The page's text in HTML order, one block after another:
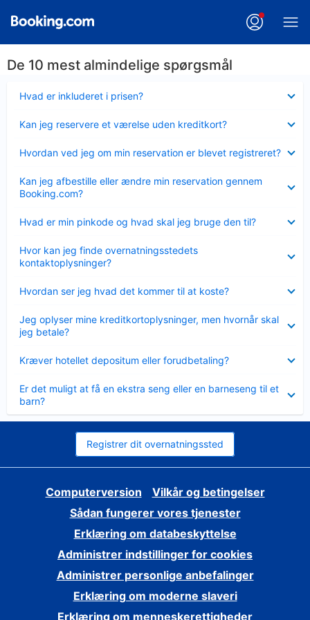
De 10 mest almindelige spørgsmål
Hvad er inkluderet i prisen?
Kan jeg reservere et værelse uden kreditkort?
Hvordan ved jeg om min reservation er blevet registreret?
Kan jeg afbestille eller ændre min reservation gennem
Booking.com?
Hvad er min pinkode og hvad skal jeg bruge den til?
Hvor kan jeg finde overnatningsstedets
kontaktoplysninger?
Hvordan ser jeg hvad det kommer til at koste?
Jeg oplyser mine kreditkortoplysninger, men hvornår skal
jeg betale?
Kræver hotellet depositum eller forudbetaling?
Er det muligt at få en ekstra seng eller en barneseng til et
barn?
Registrer dit overnatningssted
Computerversion
Vilkår og betingelser
Sådan fungerer vores tjenester
Erklæring om databeskyttelse
Administrer indstillinger for cookies
Administrer personlige anbefalinger
Erklæring om moderne slaveri
Erklæring om menneskerettigheder